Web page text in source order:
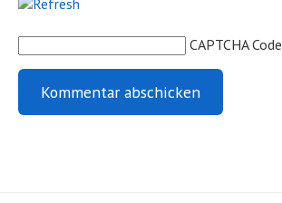
CAPTCHA Code